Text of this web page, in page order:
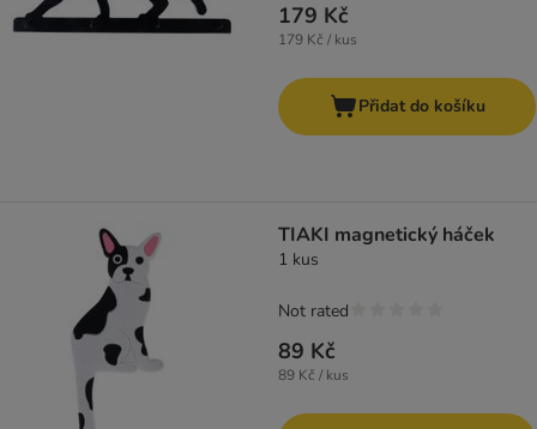
179 Kč
179 Kč / kus
Přidat do košíku
TIAKI magnetický háček
1 kus
89 Kč
89 Kč / kus
Not rated